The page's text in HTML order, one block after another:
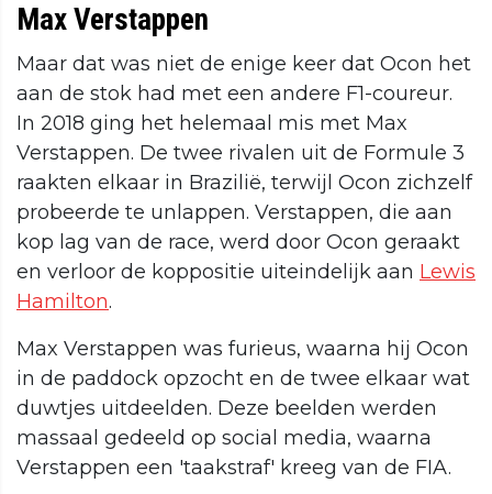
Max Verstappen
Maar dat was niet de enige keer dat Ocon het
aan de stok had met een andere F1-coureur.
In 2018 ging het helemaal mis met Max
Verstappen. De twee rivalen uit de Formule 3
raakten elkaar in Brazilië, terwijl Ocon zichzelf
probeerde te unlappen. Verstappen, die aan
kop lag van de race, werd door Ocon geraakt
en verloor de koppositie uiteindelijk aan Lewis
Hamilton.
Max Verstappen was furieus, waarna hij Ocon
in de paddock opzocht en de twee elkaar wat
duwtjes uitdeelden. Deze beelden werden
massaal gedeeld op social media, waarna
Verstappen een 'taakstraf' kreeg van de FIA.